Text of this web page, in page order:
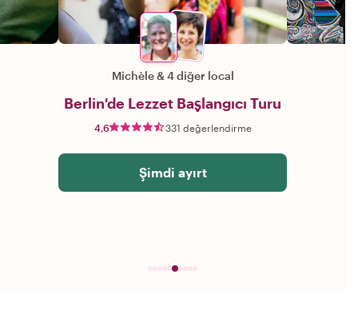
Michèle &4 diğer local
Berlin'de Lezzet Başlangıcı Turu
4,6 331 değerlendirme
Şimdi ayırt